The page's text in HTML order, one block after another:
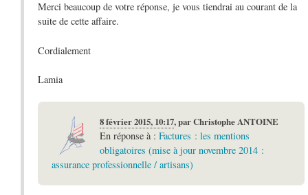
Merci beaucoup de votre réponse, je vous tiendrai au courant de la
suite de cette affaire.
Cordialement
Lamia
8 février 2015, 10:17,parChristophe ANTOINE
En réponse à : Factures : les mentions
obligatoires (mise à jour novembre 2014 :
assurance professionnelle / artisans)